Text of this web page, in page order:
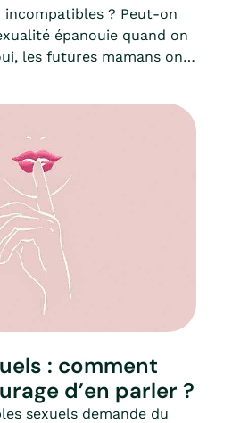
incompatibles ? Peut-on
épanouie quand on
les futures mamans ont
Cycles de la libido
à l’autre, nausées ou
corporels, changement
Mia fait le point sur
grossesse.
: comment
d’en parler ?
sexuels demande du